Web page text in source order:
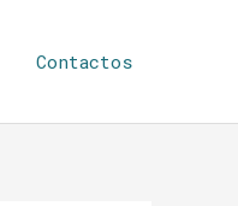
Contactos